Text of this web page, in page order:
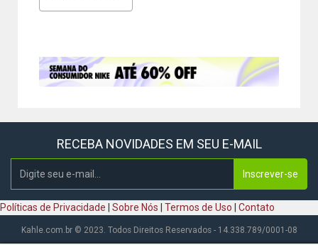
RECEBA NOVIDADES EM SEU E-MAIL
Inscrever-se
Políticas de Privacidade Sobre Nós Termos de Uso Contato
Kahle.com.br © 2023. Todos Direitos Reservados - 14.338.789/0001-08